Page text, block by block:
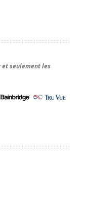
et seulement les